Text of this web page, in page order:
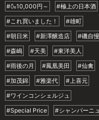
#🍶10,000円～
#極上の日本酒
#これ買いました！
#雄町
#朝日米
#新澤醸造店
#磯自慢
#森嶋
#天美
#東洋美人
#雨後の月
#鳳凰美田
#仙禽
#加茂錦
#雅楽代
#上喜元
#ワインコンシェルジュ
#Special Price
#シャンパーニュ